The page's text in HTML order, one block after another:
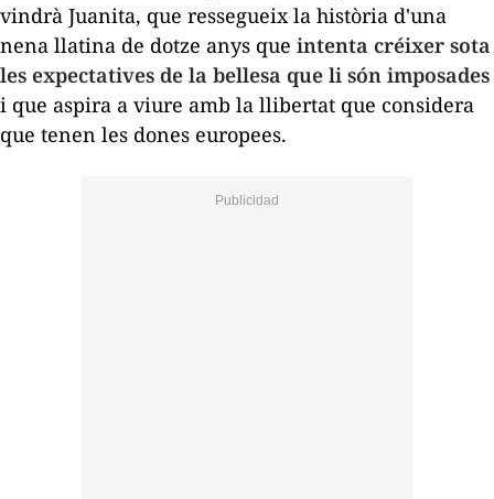
vindrà Juanita, que ressegueix la història d'una
nena llatina de dotze anys que intenta créixer sota
les expectatives de la bellesa que li són imposades
i que aspira a viure amb la llibertat que considera
que tenen les dones europees.